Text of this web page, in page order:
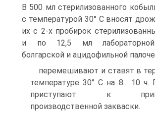
В 500 мл стерилизованного
с температурой 30° С вносят
их с 2-х пробирок
и по 12,5 мл лабораторной
болгарской и ацидофильной
перемешивают и ставят в
температуре 30° С на 8... 10 ч.
приступают к
производственной закваски.